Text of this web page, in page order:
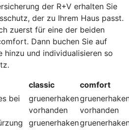
der R+V erhalten Sie
der zu Ihrem Haus passt.
zuerst für eine der beiden
Dann buchen Sie auf
hinzu und individualisieren so
classic
comfort
bei
gruenerhaken
vorhanden
vorhanden
gruenerhaken